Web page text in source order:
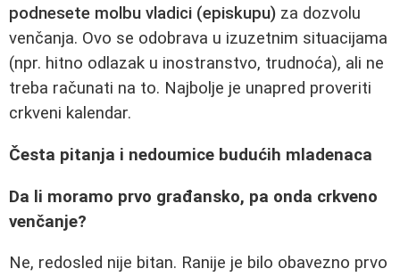
podnesete molbu vladici (episkupu) za dozvolu
venčanja. Ovo se odobrava u izuzetnim situacijama
(npr. hitno odlazak u inostranstvo, trudnoća), ali ne
treba računati na to. Najbolje je unapred proveriti
crkveni kalendar.
Česta pitanja i nedoumice budućih mladenaca
Da li moramo prvo građansko, pa onda crkveno
venčanje?
Ne, redosled nije bitan. Ranije je bilo obavezno prvo